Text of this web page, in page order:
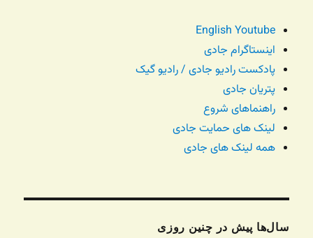
English Youtube
اینستاگرام جادی
پادکست رادیو جادی / رادیو گیک
پتریان جادی
راهنماهای شروع
لینک های حمایت جادی
همه لینک های جادی
سال‌ها پیش در چنین روزی